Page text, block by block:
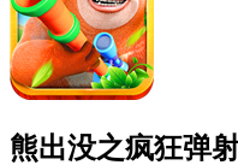
熊出没之疯狂弹